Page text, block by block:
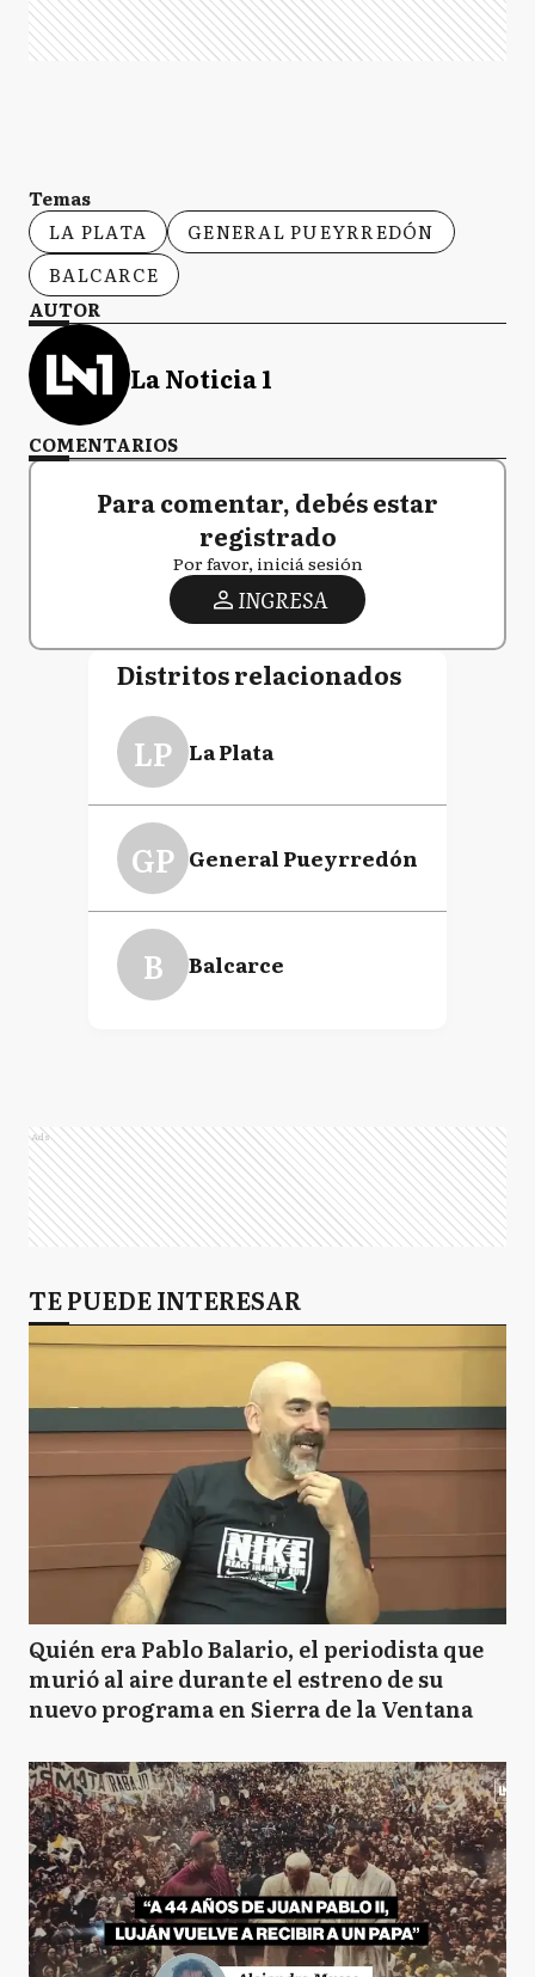
Temas
LA PLATA
GENERAL PUEYRREDÓN
BALCARCE
AUTOR
La Noticia 1
COMENTARIOS
Para comentar, debés estar
registrado
Por favor, iniciá sesión
INGRESA
Distritos relacionados
LP La Plata
GP General Pueyrredón
B Balcarce
Ads
TE PUEDE INTERESAR
Quién era Pablo Balario, el periodista que
murió al aire durante el estreno de su
nuevo programa en Sierra de la Ventana